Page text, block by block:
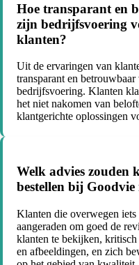
Hoe transparant en
zijn bedrijfsvoering
klanten?
Uit de ervaringen van
transparant en
bedrijfsvoering. Klanten
het niet nakomen van
klantgerichte oplossingen
Welk advies zouden
bestellen bij Goodvie
Klanten die overwegen
aangeraden om goed de
klanten te bekijken,
en afbeeldingen, en zich